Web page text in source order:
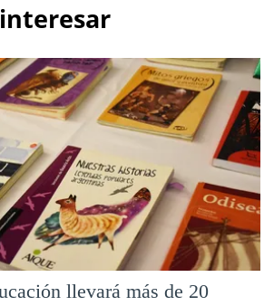
llevará más de 20